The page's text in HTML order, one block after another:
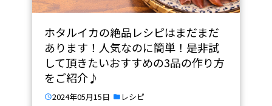
ホタルイカの絶品レシピはまだまだ
あります！人気なのに簡単！是非試
して頂きたいおすすめの3品の作り方
をご紹介♪
2024年05月15日
レシピ